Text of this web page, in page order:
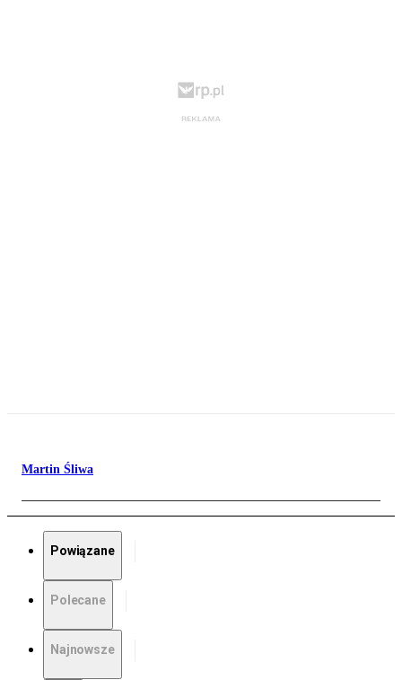
Martin Śliwa
Powiązane
Polecane
Najnowsze